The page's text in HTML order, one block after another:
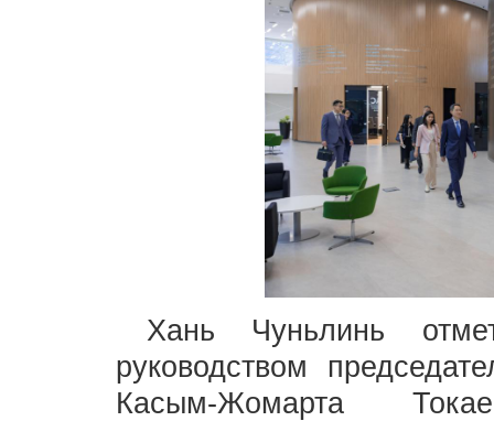
Хань Чуньлинь
руководством
Касым-Жомарта